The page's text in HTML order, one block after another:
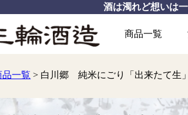
酒は濁れど想いは
商品一覧
品一覧 > 白川郷 純米にごり「出来たて生」